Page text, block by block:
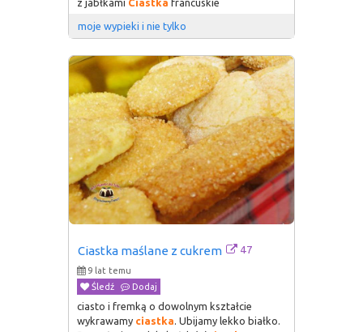
z jabłkami Ciastka francuskie
moje wypieki i nie tylko
Ciastka maślane z cukrem 47
9 lat temu
Śledź
Dodaj
ciasto i fremką o dowolnym kształcie
wykrawamy ciastka. Ubijamy lekko białko.